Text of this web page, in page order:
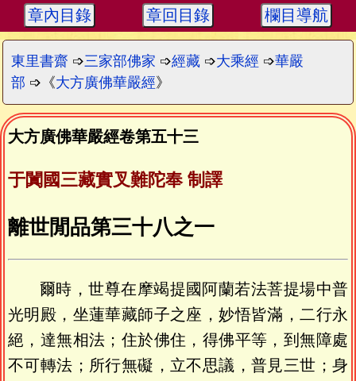
章內目錄 章回目錄 欄目導航
東里書齋 ➩三家部佛家 ➩經藏 ➩大乘經 ➩華嚴
部 ➩《大方廣佛華嚴經》
大方廣佛華嚴經卷第五十三
于闐國三藏實叉難陀奉 制譯
離世閒品第三十八之一
爾時，世尊在摩竭提國阿蘭若法菩提場中普
光明殿，坐蓮華藏師子之座，妙悟皆滿，二行永
絕，達無相法；住於佛住，得佛平等，到無障處
不可轉法；所行無礙，立不思議，普見三世；身